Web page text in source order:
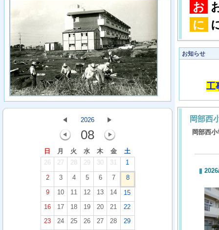
2026
08
日 月 火 水 木 金
土
26
27 28 29 30 31 1
2 3 4 5 6 7
8
9
10 11 12 13 14
15
16
17 18 19 20 21
22
23
24 25 26 27 28
29
お
に
お知らせ
工
岡部西
岡部西